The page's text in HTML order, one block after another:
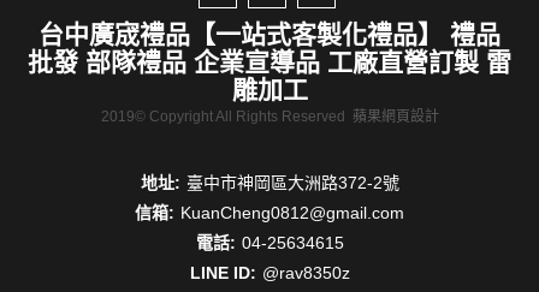
台中廣宬禮品【一站式客製化禮品】 禮品
批發 部隊禮品 企業宣導品 工廠直營訂製 雷
雕加工
2019© Copyright All Rights Reserved 蘋果網頁設計
地址: 臺中市神岡區大洲路372-2號
信箱: KuanCheng0812@gmail.com
電話: 04-25634615
LINE ID: @rav8350z